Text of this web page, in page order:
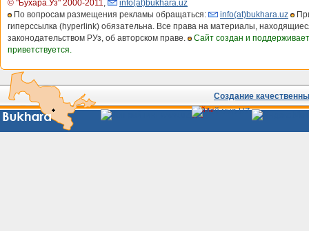
© "Бухара.Уз" 2000-2011,
info(at)bukhara.uz
По вопросам размещения рекламы обращаться:
info(at)bukhara.uz
гиперссылка (hyperlink) обязательна. Все права на материалы,
законодательством РУз, об авторском праве.
Сайт создан и
приветствуется.
Создание
Сайты
Узбекистана